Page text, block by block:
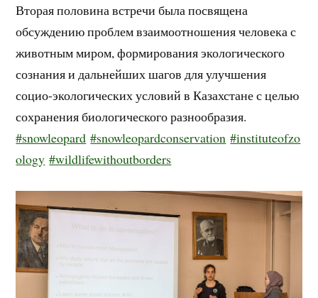
Вторая половина встречи была посвящена
обсуждению проблем взаимоотношения человека с
животным миром, формирования экологического
сознания и дальнейших шагов для улучшения
социо-экологических условий в Казахстане с целью
сохранения биологического разнообразия.
#snowleopard #snowleopardconservation #instituteofzo
ology #wildlifewithoutborders